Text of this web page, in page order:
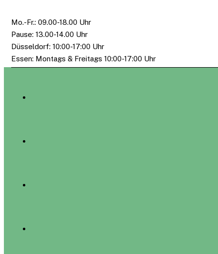
Mo.-Fr.: 09.00-18.00 Uhr
Pause: 13.00-14.00 Uhr
Düsseldorf: 10:00-17:00 Uhr
Essen: Montags & Freitags 10:00-17:00 Uhr